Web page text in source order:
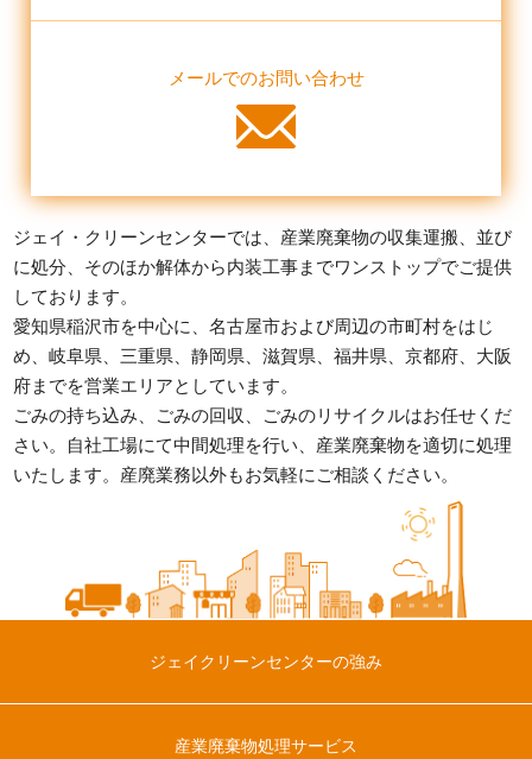
メールでのお問い合わせ
ジェイ・クリーンセンターでは、産業廃棄物の収集運搬、並び
に処分、そのほか解体から内装工事までワンストップでご提供
しております。
愛知県稲沢市を中心に、名古屋市および周辺の市町村をはじ
め、 岐阜県、三重県、静岡県、滋賀県、福井県、京都府、大阪
府までを営業エリアとしています。
ごみの持ち込み、ごみの回収、ごみのリサイクルはお任せくだ
さい。
自社工場にて中間処理を行い、産業廃棄物を適切に処理
いたします。 産廃業務以外もお気軽にご相談ください。
ジェイクリーンセンターの強み
産業廃棄物処理サービス